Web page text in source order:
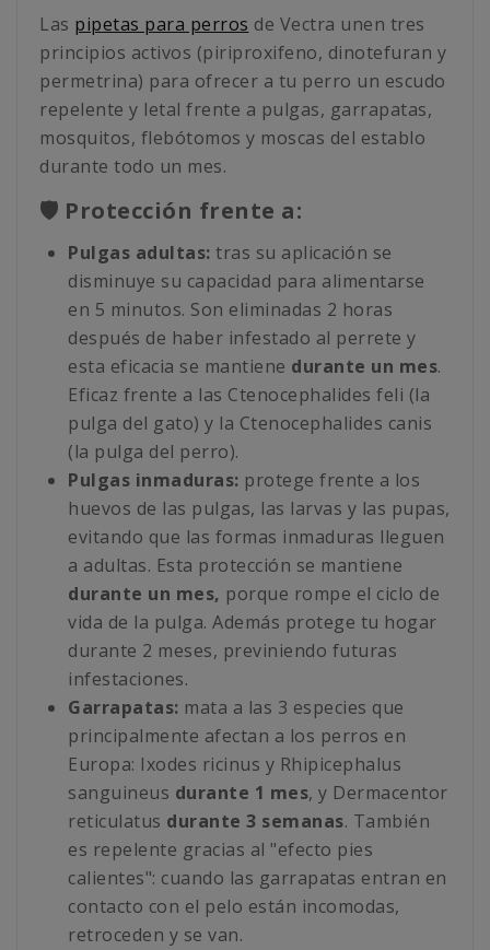
Las pipetas para perros de Vectra unen tres
principios activos (piriproxifeno, dinotefuran y
permetrina) para ofrecer a tu perro un escudo
repelente y letal frente a pulgas, garrapatas,
mosquitos, flebótomos y moscas del establo
durante todo un mes.
🛡️ Protección frente a:
Pulgas adultas: tras su aplicación se
disminuye su capacidad para alimentarse
en 5 minutos. Son eliminadas 2 horas
después de haber infestado al perrete y
esta eficacia se mantiene durante un mes.
Eficaz frente a las Ctenocephalides feli (la
pulga del gato) y la Ctenocephalides canis
(la pulga del perro).
Pulgas inmaduras: protege frente a los
huevos de las pulgas, las larvas y las pupas,
evitando que las formas inmaduras lleguen
a adultas. Esta protección se mantiene
durante un mes, porque rompe el ciclo de
vida de la pulga. Además protege tu hogar
durante 2 meses, previniendo futuras
infestaciones.
Garrapatas: mata a las 3 especies que
principalmente afectan a los perros en
Europa: Ixodes ricinus y Rhipicephalus
sanguineus durante 1 mes, y Dermacentor
reticulatus durante 3 semanas. También
es repelente gracias al "efecto pies
calientes": cuando las garrapatas entran en
contacto con el pelo están incomodas,
retroceden y se van.